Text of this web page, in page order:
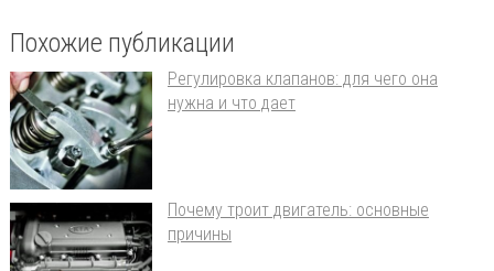
Похожие публикации
Регулировка клапанов: для чего она
нужна и что дает
Почему троит двигатель: основные
причины